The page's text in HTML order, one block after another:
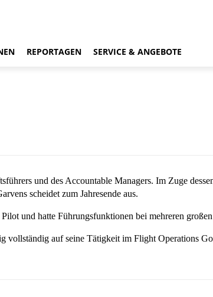
REPORTAGEN SERVICE & ANGEBOTE
und des Accountable Managers. Im Zuge
scheidet zum Jahresende aus.
und hatte Führungsfunktionen bei mehreren
auf seine Tätigkeit im Flight Operations